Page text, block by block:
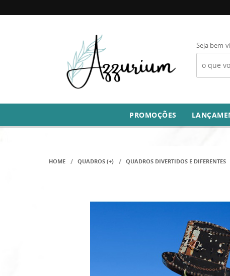
Seja bem-
PROMOÇÕES
HOME QUADROS (+) QUADROS DIVERTIDOS E DIFERENTES